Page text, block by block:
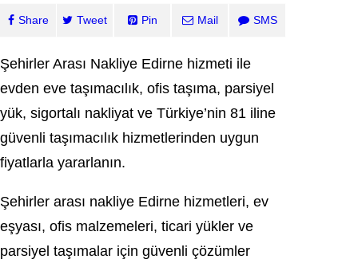
Share Tweet Pin Mail SMS
Şehirler Arası Nakliye Edirne hizmeti ile
evden eve taşımacılık, ofis taşıma, parsiyel
yük, sigortalı nakliyat ve Türkiye’nin 81 iline
güvenli taşımacılık hizmetlerinden uygun
fiyatlarla yararlanın.
Şehirler arası nakliye Edirne hizmetleri, ev
eşyası, ofis malzemeleri, ticari yükler ve
parsiyel taşımalar için güvenli çözümler